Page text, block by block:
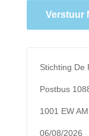
Verstuur
Stichting De
Postbus
1001 EW
06/08/2026